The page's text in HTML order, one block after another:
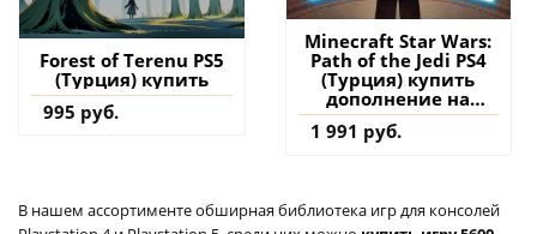
Forest of Terenu PS5
(Турция) купить
995 руб.
Minecraft Star Wars:
Path of the Jedi PS4
(Турция) купить
дополнение на
аккаунт
1 991 руб.
В нашем ассортименте обширная библиотека игр для консолей